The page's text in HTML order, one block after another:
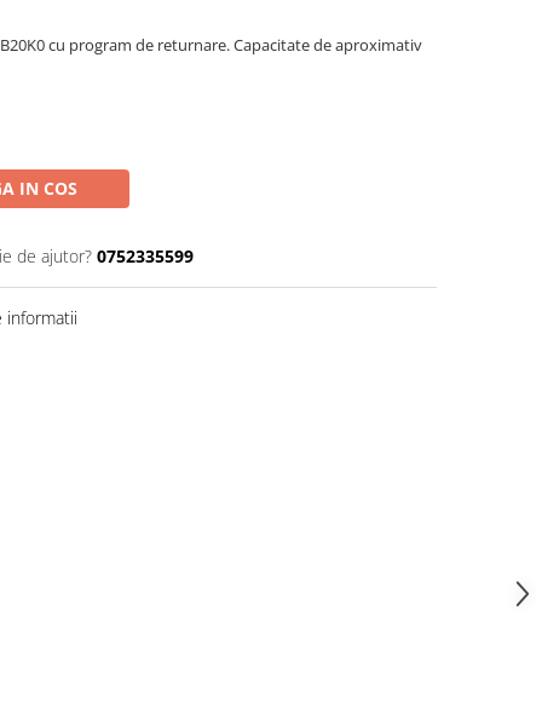
cu program de returnare. Capacitate de aproximativ
IN COS
de ajutor? 0752335599
informatii